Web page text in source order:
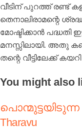
വീടിന് പുറത്ത് രണ്ട്
തെനാലിരാമന്റെ
മോഷ്ടിക്കാൻ പദ്ധതി
മനസ്സിലായി. അതു
തന്റെ വീട്ടിലേക്ക്
You might also
പൊന്മുട്ടയിടുന്ന
Tharavu